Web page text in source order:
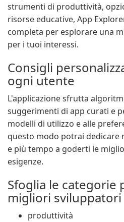
strumenti di produttività,
risorse educative, App
completa per esplorare una
per i tuoi interessi.
Consigli
ogni utente
L'applicazione sfrutta
suggerimenti di app curati e
modelli di utilizzo e alle
questo modo potrai dedicare
e più tempo a goderti le
esigenze.
Sfoglia le categorie
migliori sviluppatori
produttività